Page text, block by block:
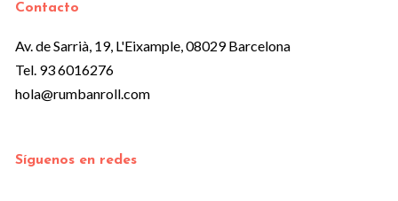
Contacto
Av. de Sarrià, 19, L'Eixample, 08029 Barcelona
Tel. 93 6016276
hola@rumbanroll.com
Síguenos en redes